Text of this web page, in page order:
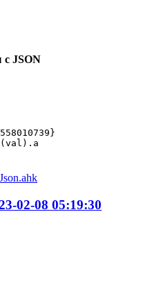
с JSON
02-08 05:19:30